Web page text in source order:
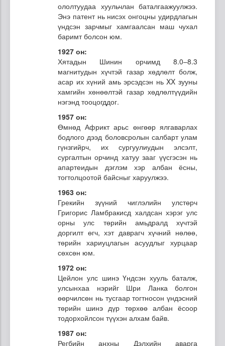
ололтуудаа хуульчлан баталгаажуулжээ.
Энэ патент нь нисэх онгоцны удирдлагын
үндсэн зарчмыг хамгаалсан маш чухал
баримт болсон юм.
1927 он:
Хятадын Шинин орчимд 8.0–8.3
магнитудын хүчтэй газар хөдлөлт болж,
асар их хүний амь эрсэдсэн нь XX зууны
хамгийн хөнөөлтэй газар хөдлөлтүүдийн
нэгэнд тооцогддог.
1957 он:
Өмнөд Африкт арьс өнгөөр ялгаварлах
бодлого дээд боловсролын салбарт улам
гүнзгийрч, их сургуулиудын элсэлт,
сургалтын орчинд хатуу зааг үүсгэсэн нь
апартеидын дэглэм хэр албан ёсны,
тогтолцоотой байсныг харуулжээ.
1963 он:
Грекийн зүүний чиглэлийн улстөрч
Григорис Ламбракисд халдсан хэрэг улс
орны улс төрийн амьдралд хүчтэй
доргилт өгч, хэт даврагч хүчний нөлөө,
төрийн хариуцлагын асуудлыг хурцаар
сөхсөн юм.
1972 он:
Цейлон улс шинэ Үндсэн хууль баталж,
улсынхаа нэрийг Шри Ланка болгон
өөрчилсөн нь тусгаар тогтносон үндэсний
төрийн шинэ дүр төрхөө албан ёсоор
тодорхойлсон түүхэн алхам байв.
1987 он:
Регбийн анхны Дэлхийн аварга